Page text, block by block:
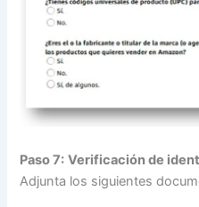
Paso 7: Verificación de
Adjunta los siguientes